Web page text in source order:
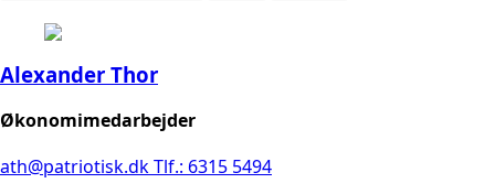
Alexander Thor
Økonomimedarbejder
ath@patriotisk.dkTlf.: 6315 5494